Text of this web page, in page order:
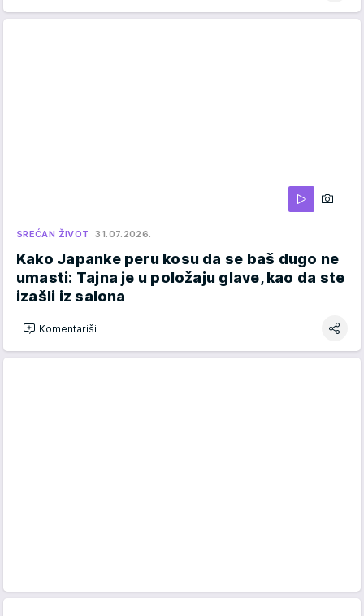
SREĆAN ŽIVOT 31.07.2026.
Kako Japanke peru kosu da se baš dugo ne
umasti: Tajna je u položaju glave, kao da ste
izašli iz salona
Komentariši